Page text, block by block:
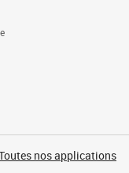
nos applications